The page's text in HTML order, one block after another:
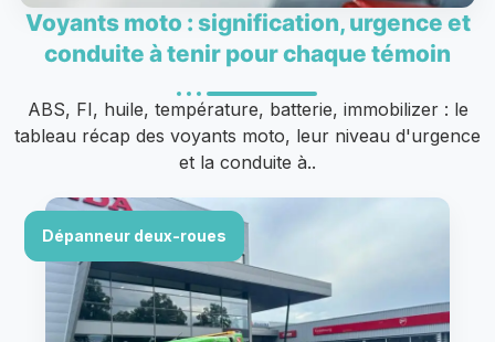
Voyants moto : signification, urgence et
conduite à tenir pour chaque témoin
ABS, FI, huile, température, batterie, immobilizer : le
tableau récap des voyants moto, leur niveau d'urgence
et la conduite à..
Dépanneur deux-roues